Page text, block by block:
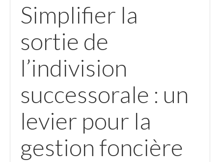
Simplifier la
sortie de
l’indivision
successorale : un
levier pour la
gestion foncière